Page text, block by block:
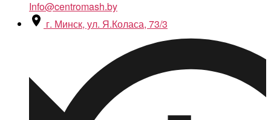
Info@centromash.by
г. Минск, ул. Я.Коласа, 73/3